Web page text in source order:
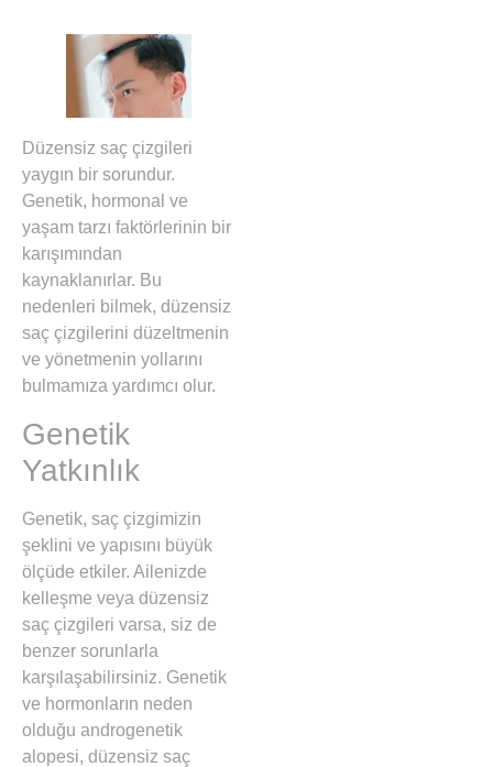
Düzensiz saç çizgileri
yaygın bir sorundur.
Genetik, hormonal ve
yaşam tarzı faktörlerinin bir
karışımından
kaynaklanırlar. Bu
nedenleri bilmek, düzensiz
saç çizgilerini düzeltmenin
ve yönetmenin yollarını
bulmamıza yardımcı olur.
Genetik
Yatkınlık
Genetik, saç çizgimizin
şeklini ve yapısını büyük
ölçüde etkiler. Ailenizde
kelleşme veya düzensiz
saç çizgileri varsa, siz de
benzer sorunlarla
karşılaşabilirsiniz. Genetik
ve hormonların neden
olduğu androgenetik
alopesi, düzensiz saç